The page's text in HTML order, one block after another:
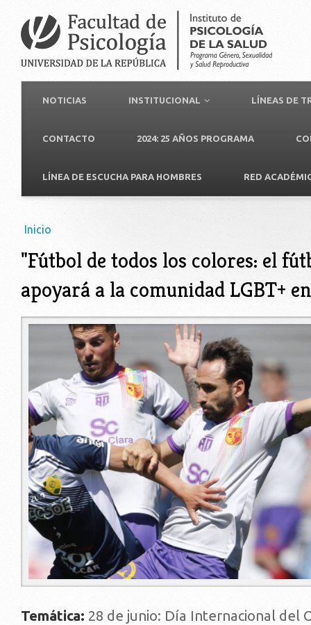
NOTICIAS INSTITUCIONAL LÍNEAS DE
CONTACTO 2024: 25 AÑOS PROGRAMA
LÍNEA DE ESCUCHA PARA HOMBRES RED
Usted está aquí
Inicio
"Fútbol de todos los colores: el
apoyará a la comunidad LGBT+
1.png
Temática: 28 de junio: Día Internacional del